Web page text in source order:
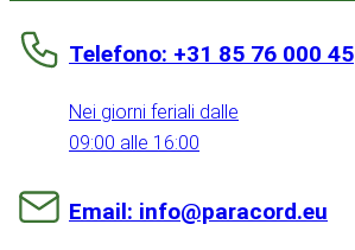
Telefono: +31 85 76 000 45
Nei giorni feriali dalle
09:00 alle 16:00
Email: info@paracord.eu